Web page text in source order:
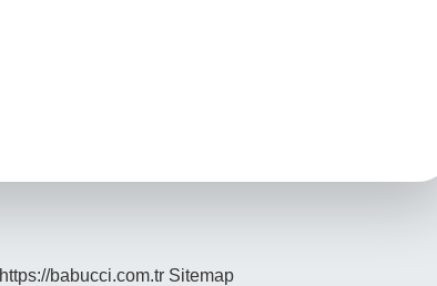
https://babucci.com.tr Sitemap